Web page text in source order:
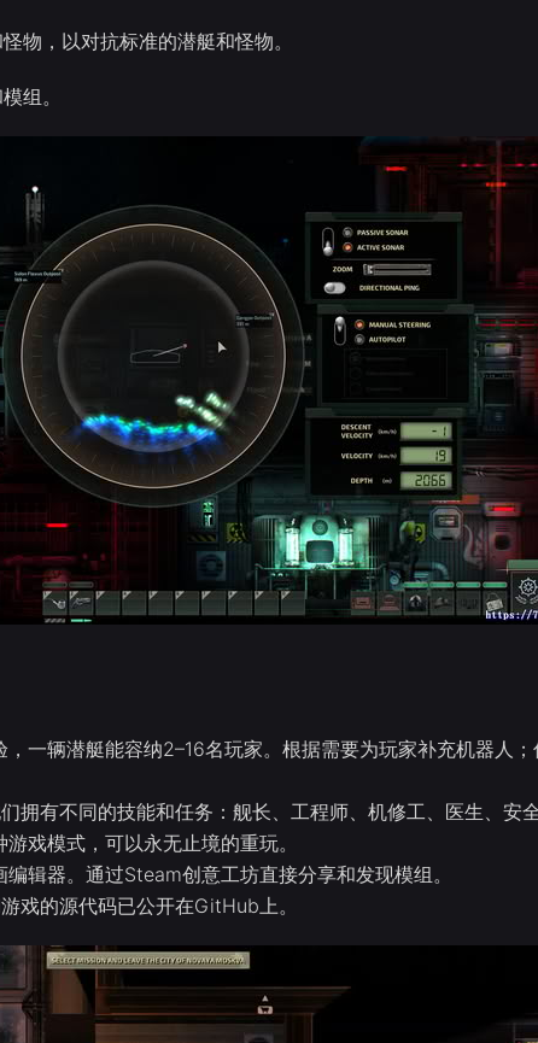
物，以对抗标准的潜艇和怪物。
组。
一辆潜艇能容纳2–16名玩家。根据需要为玩家补充机器人
拥有不同的技能和任务：舰长、工程师、机修工、医生、安全
戏模式，可以永无止境的重玩。
辑器。通过Steam创意工坊直接分享和发现模组。
戏的源代码已公开在GitHub上。